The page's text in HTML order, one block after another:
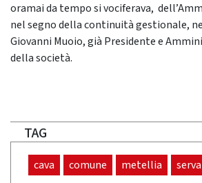
oramai da tempo si vociferava,
nel segno della continuità gestionale,
Giovanni Muoio, già Presidente e
della società.
TAG
cava comune metellia